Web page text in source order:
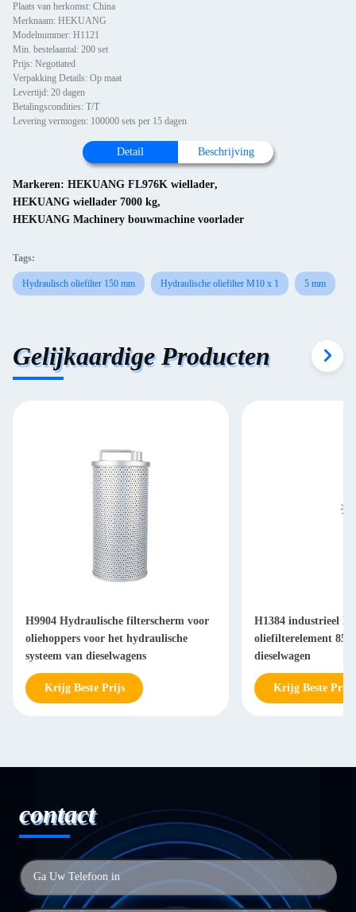
Plaats van herkomst: China
Merknaam: HEKUANG
Modelnummer: H1121
Min. bestelaantal: 200 set
Prijs: Negotiated
Verpakking Details: Op maat
Levertijd: 20 dagen
Betalingscondities: T/T
Levering vermogen: 100000 sets per 15 dagen
Detail Beschrijving
Markeren: HEKUANG FL976K wiellader,
HEKUANG wiellader 7000 kg,
HEKUANG Machinery bouwmachine voorlader
Tags:
Hydraulisch oliefilter 150 mm Hydraulische oliefilter M10 x 1 5 mm
Gelijkaardige Producten
H9904 Hydraulische filterscherm voor
oliehoppers voor het hydraulische
systeem van dieselwagens
Krijg Beste Prijs
H1384 industrieel
oliefilterelement 85
dieselwagen
Krijg Beste Prijs
contact